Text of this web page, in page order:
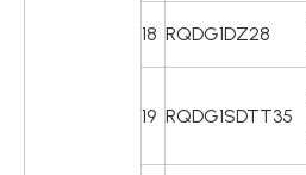
18 RQDG1DZ28
19 RQDG1SDTT35